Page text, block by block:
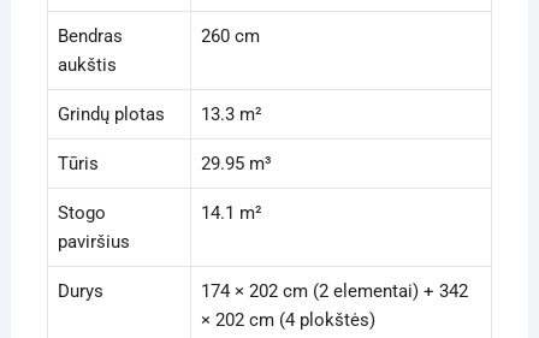
Bendras
aukštis
260 cm
Grindų plotas 13.3 m²
Tūris 29.95 m³
Stogo
paviršius
14.1 m²
Durys
174 × 202 cm (2 elementai) + 342
× 202 cm (4 plokštės)